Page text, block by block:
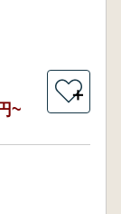
~
＋